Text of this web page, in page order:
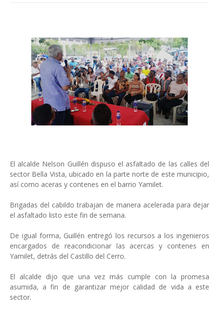
El alcalde Nelson Guillén dispuso el asfaltado de las calles del
sector Bella Vista, ubicado en la parte norte de este municipio,
así como aceras y contenes en el barrio Yamilet.
Brigadas del cabildo trabajan de manera acelerada para dejar
el asfaltado listo este fin de semana.
De igual forma, Guillén entregó los recursos a los ingenieros
encargados de reacondicionar las acercas y contenes en
Yamilet, detrás del Castillo del Cerro.
El alcalde dijo que una vez más cumple con la promesa
asumida, a fin de garantizar mejor calidad de vida a este
sector.